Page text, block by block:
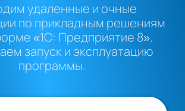
удаленные и очные
по прикладным решениям
«1С: Предприятие 8».
запуск и эксплуатацию
программы.